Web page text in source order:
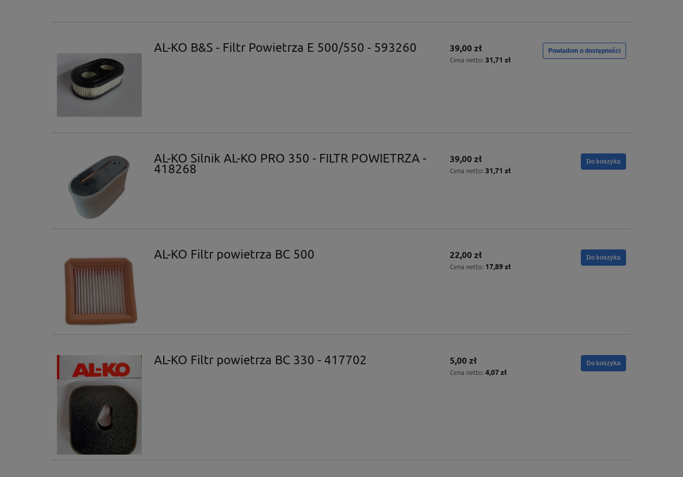
AL-KO B&S - Filtr Powietrza E 500/550 - 593260 39,00 zł
Cena netto: 31,71 zł
Powiadom o dostępności
AL-KO Silnik AL-KO PRO 350 - FILTR POWIETRZA -
418268
39,00 zł
Cena netto: 31,71 zł
Do koszyka
AL-KO Filtr powietrza BC 500 22,00 zł
Cena netto: 17,89 zł
Do koszyka
AL-KO Filtr powietrza BC 330 - 417702 5,00 zł
Cena netto: 4,07 zł
Do koszyka